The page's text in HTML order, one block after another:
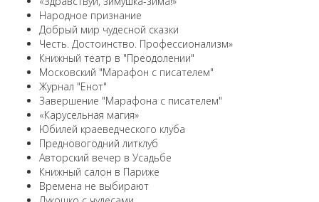
Народное признание
Добрый мир чудесной сказки
Честь. Достоинство. Профессионализм»
Книжный театр в "Преодолении"
Московский "Марафон с писателем"
Журнал "Енот"
Завершение "Марафона с писателем"
«Карусельная магия»
Юбилей краеведческого клуба
Предновогодний литклуб
Авторский вечер в Усадьбе
Книжный салон в Париже
Времена не выбирают